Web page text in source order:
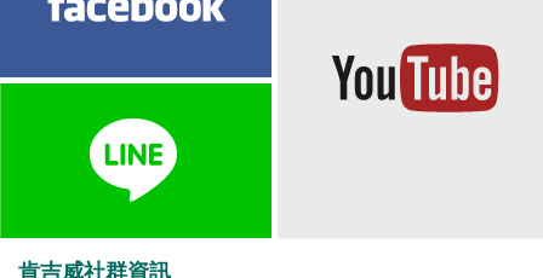
肯吉威社群資訊